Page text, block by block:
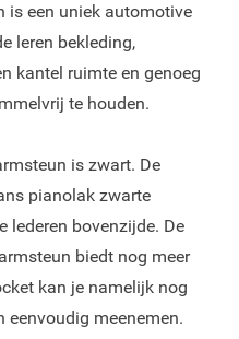
is een uniek automotive
leren bekleding,
kantel ruimte en genoeg
te houden.
is zwart. De
pianolak zwarte
lederen bovenzijde. De
biedt nog meer
kan je namelijk nog
eenvoudig meenemen.